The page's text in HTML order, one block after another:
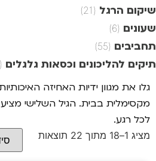
שיקום הרגל (21)
שעונים (6)
תחביבים (55)
תיקים להליכונים וכסאות גלגלים (13)
גלו את מגוון ידיות האחיזה
מקסימלית בבית. הגיל השלישי מציע
לכל רגע.
מציג 1–18 מתוך 22 תוצאות